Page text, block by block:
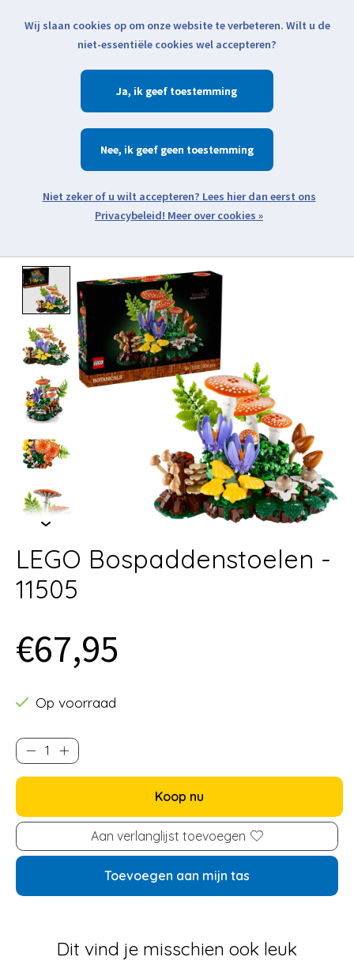
Klik voor actuele verzendinformatie...
Verlanglijst
Zoeken
Open webshop menu
Product image slideshow Items
LEGO Bospaddenstoelen -
11505
€67,95
Op voorraad
Koop nu
Aan verlanglijst toevoegen
Toevoegen aan mijn tas
Dit vind je misschien ook leuk
Wij slaan cookies op om onze website te verbeteren. Wilt u de
niet-essentiële cookies wel accepteren?
Ja
Nee
Meer over cookies »